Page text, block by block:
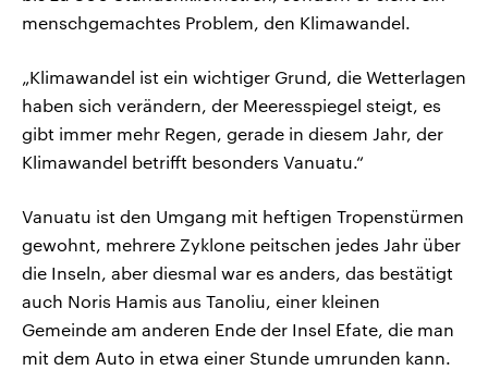
menschgemachtes Problem, den Klimawandel.
„Klimawandel ist ein wichtiger Grund, die Wetterlagen
haben sich verändern, der Meeresspiegel steigt, es
gibt immer mehr Regen, gerade in diesem Jahr, der
Klimawandel betrifft besonders Vanuatu.“
Vanuatu ist den Umgang mit heftigen Tropenstürmen
gewohnt, mehrere Zyklone peitschen jedes Jahr über
die Inseln, aber diesmal war es anders, das bestätigt
auch Noris Hamis aus Tanoliu, einer kleinen
Gemeinde am anderen Ende der Insel Efate, die man
mit dem Auto in etwa einer Stunde umrunden kann.